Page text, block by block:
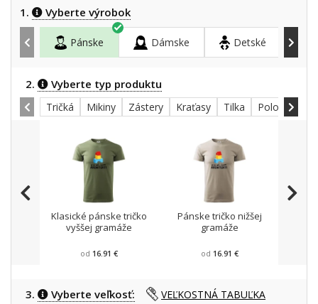
1. Vyberte výrobok
Pánske Dámske Detské
2. Vyberte typ produktu
Tričká Mikiny Zástery Kraťasy Tilka Polokošele
Klasické pánske tričko
vyššej gramáže
od 16.91 €
Pánske tričko nižšej
gramáže
od 16.91 €
3. Vyberte veľkosť:
VEĽKOSTNÁ TABUĽKA